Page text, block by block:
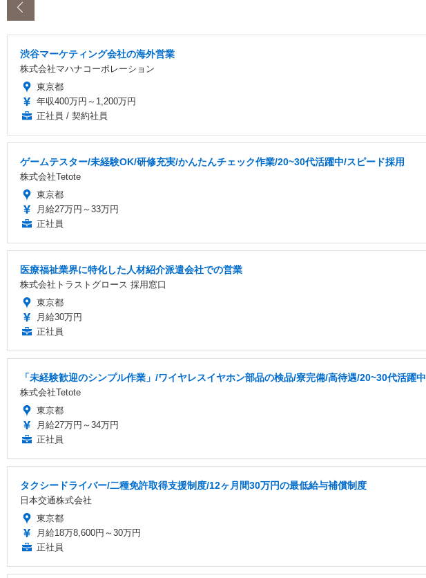
渋谷マーケティング会社の海外営業
株式会社マハナコーポレーション
東京都
年収400万円～1,200万円
正社員 / 契約社員
ゲームテスター/未経験OK/研修充実/かんたんチェック作業/20~30代活躍中/スピード採用
株式会社Tetote
東京都
月給27万円～33万円
正社員
医療福祉業界に特化した人材紹介派遣会社での営業
株式会社トラストグロース 採用窓口
東京都
月給30万円
正社員
「未経験歓迎のシンプル作業」/ワイヤレスイヤホン部品の検品/寮完備/高待遇/20~30代活躍中
株式会社Tetote
東京都
月給27万円～34万円
正社員
タクシードライバー/二種免許取得支援制度/12ヶ月間30万円の最低給与補償制度
日本交通株式会社
東京都
月給18万8,600円～30万円
正社員